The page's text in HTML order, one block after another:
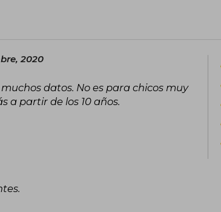
2020
datos. No es para chicos muy
a partir de los 10 años.